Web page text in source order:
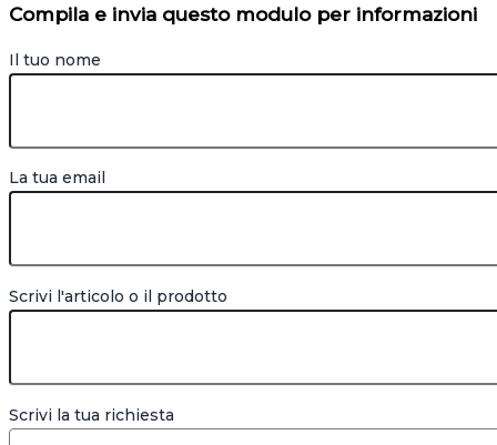
Compila e invia questo modulo per informazioni
Il tuo nome
La tua email
Scrivi l'articolo o il prodotto
Scrivi la tua richiesta